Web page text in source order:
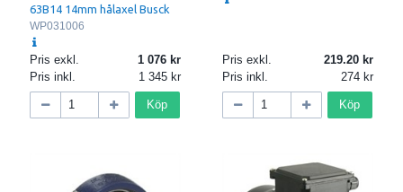
63B14 14mm hålaxel Busck
WP031006
Pris exkl.
1 076
Pris inkl.
1 345
Köp
Pris exkl.
219.20
Pris inkl.
274
Köp